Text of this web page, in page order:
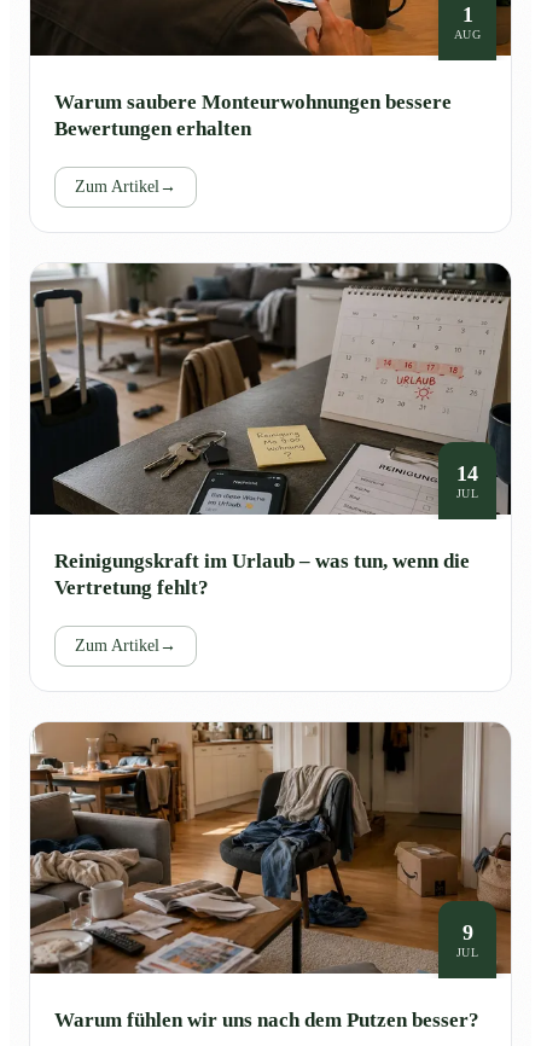
1
AUG
Warum saubere Monteurwohnungen bessere
Bewertungen erhalten
Zum Artikel→
14
JUL
Reinigungskraft im Urlaub – was tun, wenn die
Vertretung fehlt?
Zum Artikel→
9
JUL
Warum fühlen wir uns nach dem Putzen besser?